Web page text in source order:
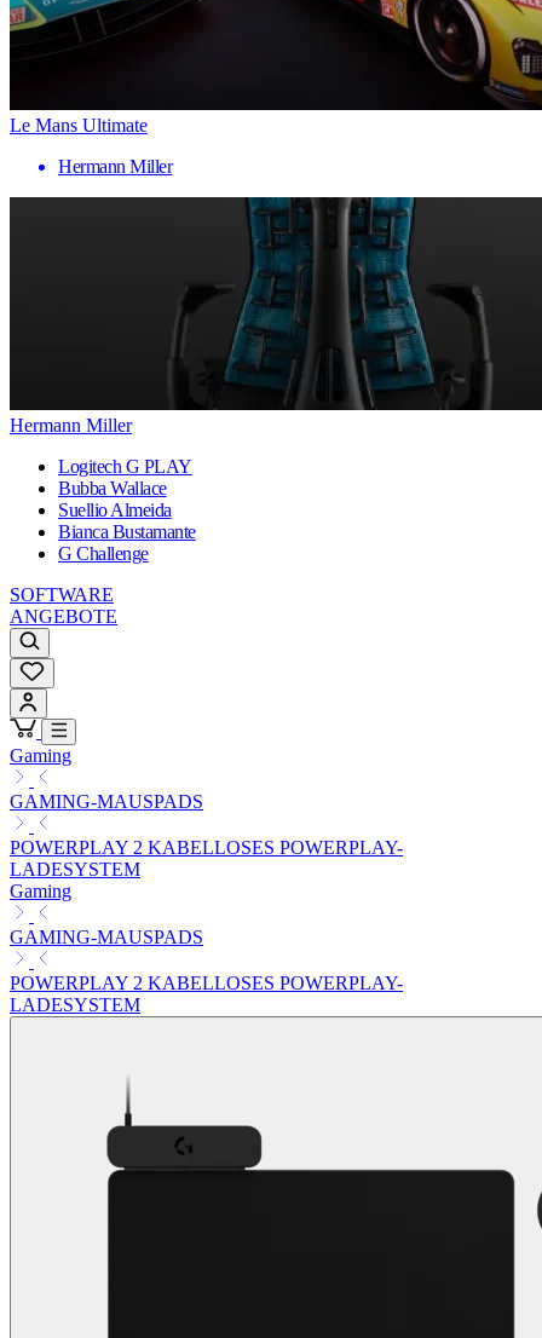
Le Mans Ultimate
Hermann Miller
Hermann Miller
Logitech G PLAY
Bubba Wallace
Suellio Almeida
Bianca Bustamante
G Challenge
SOFTWARE
ANGEBOTE
Gaming
GAMING-MAUSPADS
POWERPLAY 2 KABELLOSES POWERPLAY-
LADESYSTEM
Gaming
GAMING-MAUSPADS
POWERPLAY 2 KABELLOSES POWERPLAY-
LADESYSTEM